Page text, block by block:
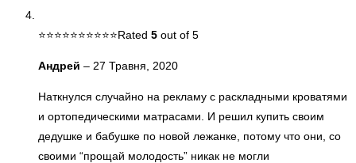
Rated 5 out of 5
Андрей – 27 Травня, 2020
Наткнулся случайно на рекламу с раскладными кроватями
и ортопедическими матрасами. И решил купить своим
дедушке и бабушке по новой лежанке, потому что они, со
своими “прощай молодость” никак не могли